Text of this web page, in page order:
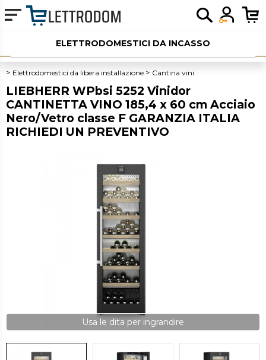
ELETTRODOMESTICI DA INCASSO
ELETTRODOMESTICI LIBERA INSTALLAZIONE
PICCOLI ELETTRODOMESTICI
AUDIO
OUTLET
Elettrodomestici da libera installazione Cantina vini
LIEBHERR WPbsi 5252 Vinidor
CANTINETTA VINO 185,4 x 60 cm Acciaio
Nero/Vetro classe F GARANZIA ITALIA
RICHIEDI UN PREVENTIVO
Usa le dita per ingrandire